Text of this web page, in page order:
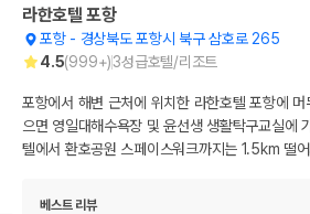
라한호텔 포항
포항- 경상북도 포항시 북구 삼호로 265
4.5(999+)3성급호텔/리조트
포항에서 해변 근처에 위치한 라한호텔 포항에
으면 영일대해수욕장 및 윤선생 생활탁구교실에
텔에서 환호공원 스페이스워크까지는 1.5km 떨
베스트 리뷰